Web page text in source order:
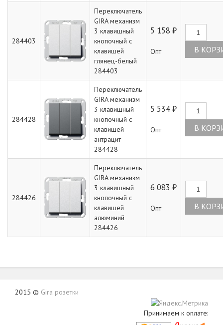
284403
Переключатель
GIRA механизм
3 клавишный
кнопочный с
клавишей
глянец-белый
284403
5 158 ₽
Опт
284428
Переключатель
GIRA механизм
3 клавишный
кнопочный с
клавишей
антрацит
284428
5 534 ₽
Опт
284426
Переключатель
GIRA механизм
3 клавишный
кнопочный с
клавишей
алюминий
284426
6 083 ₽
Опт
2015 © Gira розетки
Принимаем к оплате: